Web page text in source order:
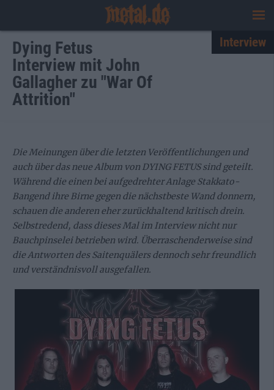
Dying Fetus
Interview mit John
Gallagher zu "War Of
Attrition"
Interview
Die Meinungen über die letzten Veröffentlichungen und
auch über das neue Album von DYING FETUS sind geteilt.
Während die einen bei aufgedrehter Anlage Stakkato-
Bangend ihre Birne gegen die nächstbeste Wand donnern,
schauen die anderen eher zurückhaltend kritisch drein.
Selbstredend, dass dieses Mal im Interview nicht nur
Bauchpinselei betrieben wird. Überraschenderweise sind
die Antworten des Saitenquälers dennoch sehr freundlich
und verständnisvoll ausgefallen.